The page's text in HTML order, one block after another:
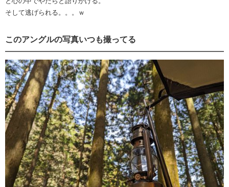
そして逃げられる。。。ｗ
このアングルの写真いつも撮ってる